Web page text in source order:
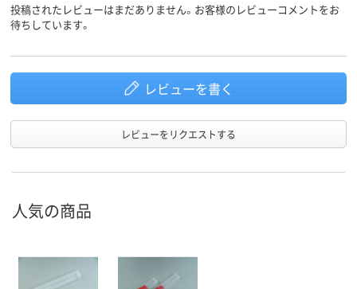
投稿されたレビューはまだありません。お客様のレビューコメントをお
待ちしています。
レビューを書く
レビューをリクエストする
人気の商品